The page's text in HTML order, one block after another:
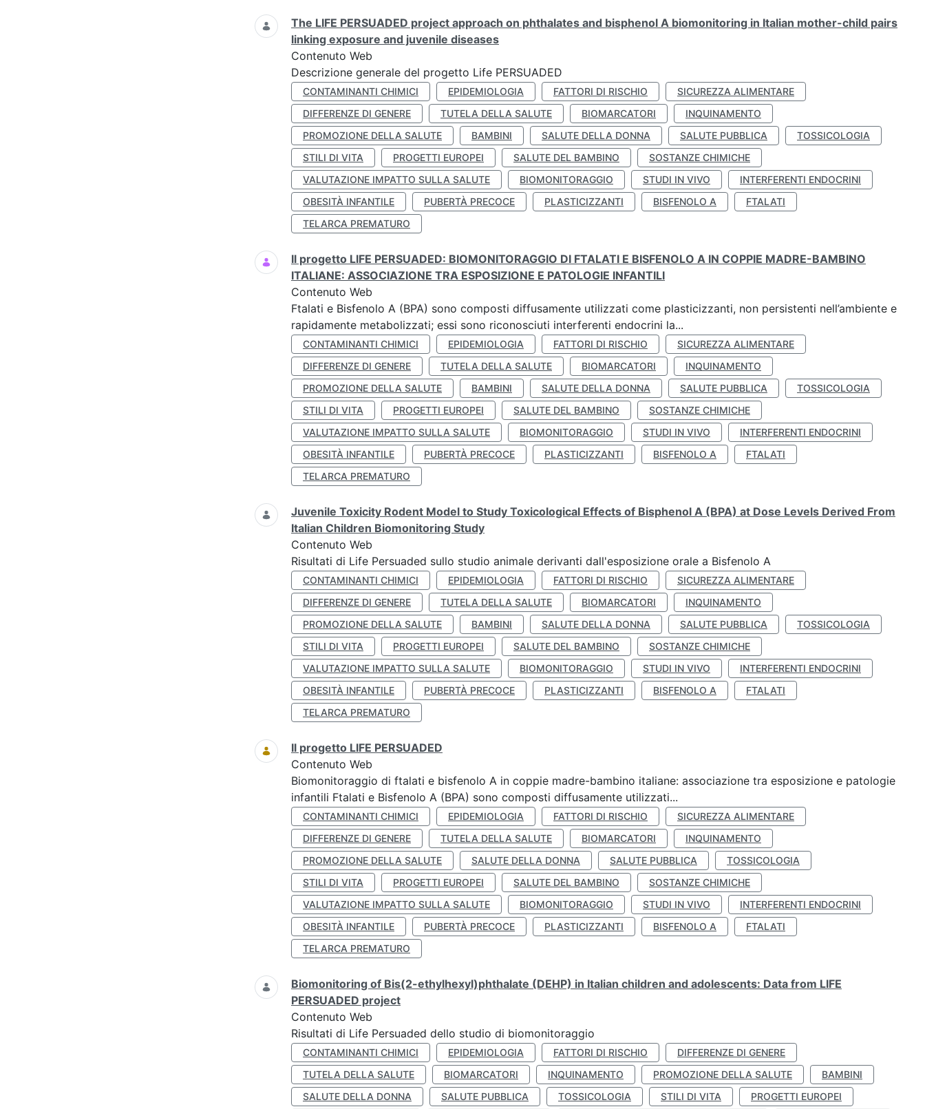
The LIFE PERSUADED project approach on phthalates and bisphenol A biomonitoring in Italian mother-child pairs
linking exposure and juvenile diseases
Contenuto Web
Descrizione generale del progetto Life PERSUADED
CONTAMINANTI CHIMICI EPIDEMIOLOGIA FATTORI DI RISCHIO
SICUREZZA ALIMENTARE
DIFFERENZE DI GENERE
TUTELA DELLA SALUTE BIOMARCATORI
INQUINAMENTO
PROMOZIONE DELLA SALUTE
BAMBINI SALUTE DELLA DONNA SALUTE PUBBLICA
TOSSICOLOGIA
STILI DI VITA
PROGETTI EUROPEI SALUTE DEL BAMBINO
SOSTANZE CHIMICHE
VALUTAZIONE IMPATTO SULLA SALUTE
BIOMONITORAGGIO STUDI IN VIVO
INTERFERENTI ENDOCRINI
OBESITÀ INFANTILE
PUBERTÀ PRECOCE PLASTICIZZANTI BISFENOLO A
FTALATI
TELARCA PREMATURO
Il progetto LIFE PERSUADED: BIOMONITORAGGIO DI FTALATI E BISFENOLO A IN COPPIE MADRE-BAMBINO
ITALIANE: ASSOCIAZIONE TRA ESPOSIZIONE E PATOLOGIE INFANTILI
Contenuto Web
Ftalati e Bisfenolo A (BPA) sono composti diffusamente utilizzati come plasticizzanti, non persistenti nell’ambiente e
rapidamente metabolizzati; essi sono riconosciuti interferenti endocrini la...
CONTAMINANTI CHIMICI EPIDEMIOLOGIA FATTORI DI RISCHIO
SICUREZZA ALIMENTARE
DIFFERENZE DI GENERE
TUTELA DELLA SALUTE BIOMARCATORI
INQUINAMENTO
PROMOZIONE DELLA SALUTE
BAMBINI SALUTE DELLA DONNA SALUTE PUBBLICA
TOSSICOLOGIA
STILI DI VITA
PROGETTI EUROPEI SALUTE DEL BAMBINO
SOSTANZE CHIMICHE
VALUTAZIONE IMPATTO SULLA SALUTE
BIOMONITORAGGIO STUDI IN VIVO
INTERFERENTI ENDOCRINI
OBESITÀ INFANTILE
PUBERTÀ PRECOCE PLASTICIZZANTI BISFENOLO A
FTALATI
TELARCA PREMATURO
Juvenile Toxicity Rodent Model to Study Toxicological Effects of Bisphenol A (BPA) at Dose Levels Derived From
Italian Children Biomonitoring Study
Contenuto Web
Risultati di Life Persuaded sullo studio animale derivanti dall'esposizione orale a Bisfenolo A
CONTAMINANTI CHIMICI EPIDEMIOLOGIA FATTORI DI RISCHIO
SICUREZZA ALIMENTARE
DIFFERENZE DI GENERE
TUTELA DELLA SALUTE BIOMARCATORI
INQUINAMENTO
PROMOZIONE DELLA SALUTE
BAMBINI SALUTE DELLA DONNA SALUTE PUBBLICA
TOSSICOLOGIA
STILI DI VITA
PROGETTI EUROPEI SALUTE DEL BAMBINO
SOSTANZE CHIMICHE
VALUTAZIONE IMPATTO SULLA SALUTE
BIOMONITORAGGIO STUDI IN VIVO
INTERFERENTI ENDOCRINI
OBESITÀ INFANTILE
PUBERTÀ PRECOCE PLASTICIZZANTI BISFENOLO A
FTALATI
TELARCA PREMATURO
Il progetto LIFE PERSUADED
Contenuto Web
Biomonitoraggio di ftalati e bisfenolo A in coppie madre-bambino italiane: associazione tra esposizione e patologie
infantili Ftalati e Bisfenolo A (BPA) sono composti diffusamente utilizzati...
CONTAMINANTI CHIMICI EPIDEMIOLOGIA FATTORI DI RISCHIO
SICUREZZA ALIMENTARE
DIFFERENZE DI GENERE
TUTELA DELLA SALUTE BIOMARCATORI
INQUINAMENTO
PROMOZIONE DELLA SALUTE
SALUTE DELLA DONNA SALUTE PUBBLICA
TOSSICOLOGIA
STILI DI VITA
PROGETTI EUROPEI SALUTE DEL BAMBINO
SOSTANZE CHIMICHE
VALUTAZIONE IMPATTO SULLA SALUTE
BIOMONITORAGGIO STUDI IN VIVO
INTERFERENTI ENDOCRINI
OBESITÀ INFANTILE
PUBERTÀ PRECOCE PLASTICIZZANTI BISFENOLO A
FTALATI
TELARCA PREMATURO
Biomonitoring of Bis(2-ethylhexyl)phthalate (DEHP) in Italian children and adolescents: Data from LIFE
PERSUADED project
Contenuto Web
Risultati di Life Persuaded dello studio di biomonitoraggio
CONTAMINANTI CHIMICI EPIDEMIOLOGIA FATTORI DI RISCHIO
DIFFERENZE DI GENERE
TUTELA DELLA SALUTE
BIOMARCATORI INQUINAMENTO PROMOZIONE DELLA SALUTE
BAMBINI
SALUTE DELLA DONNA
SALUTE PUBBLICA TOSSICOLOGIA STILI DI VITA
PROGETTI EUROPEI